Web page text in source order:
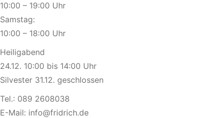
10:00 – 19:00 Uhr
Samstag:
10:00 – 18:00 Uhr
Heiligabend
24.12. 10:00 bis 14:00 Uhr
Silvester 31.12. geschlossen
Tel.: 089 2608038
E-Mail: info@fridrich.de